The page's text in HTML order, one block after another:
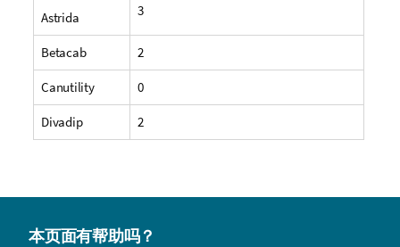
Astrida 3
Betacab 2
Canutility 0
Divadip 2
本页面有帮助吗？